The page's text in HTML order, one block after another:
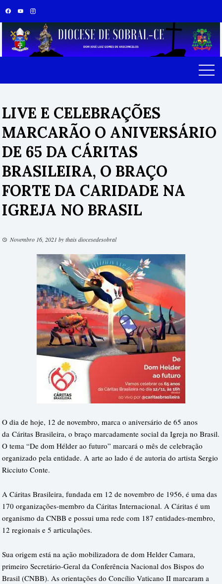
content
LIVE E CELEBRAÇÕES
MARCARÃO O ANIVERSÁRIO
DE 65 DA CÁRITAS
BRASILEIRA, O BRAÇO
FORTE DA CARIDADE NA
IGREJA NO BRASIL
Novembro 16, 2021 bythais diocesedesobral
O dia de hoje, 12 de novembro, marca o aniversário de 65 anos
daCáritas Brasileira, o braço marcadamente social da Igreja no Brasil.
O tema “De dom Hélder ao futuro” marcará o mês de celebração
organizado pela entidade. A arte ao lado é de autoria do artista Sergio
Ricciuto Conte.
A Cáritas Brasileira, fundada em 12 de novembro de 1956, é uma das
170 organizações-membro da Cáritas Internacional. A Cáritas é um
organismo da CNBB e possui uma rede com 187 entidades-membro,
12 regionais e 5 articulações.
Sua origem está na ação mobilizadora de dom Helder Camara,
primeiro Secretário-Geral da Conferência Nacional dos Bispos do
Brasil (CNBB). As orientações do Concílio Vaticano II marcaram a